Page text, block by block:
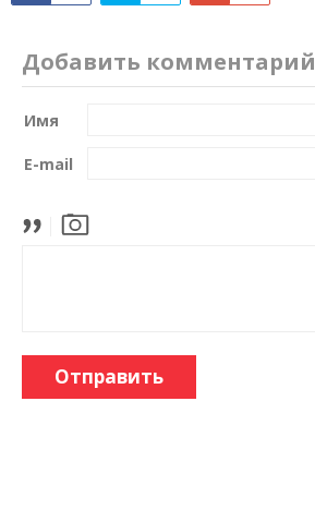
Добавить комментарий
Имя
E-mail
Отправить